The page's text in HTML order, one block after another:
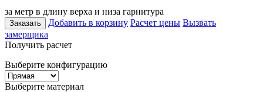
за метр в длину верха и низа гарнитура
Заказать Добавить в корзину Расчет цены Вызвать
замерщика
Получить расчет
Выберите конфигурацию
Выберите материал